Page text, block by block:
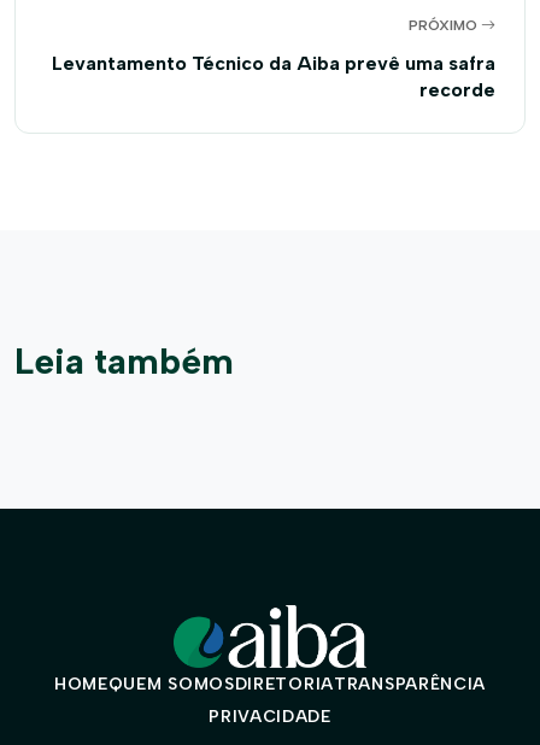
PRÓXIMO
Levantamento Técnico da Aiba prevê uma safra
recorde
Leia também
HOMEQUEM SOMOSDIRETORIATRANSPARÊNCIA
PRIVACIDADE